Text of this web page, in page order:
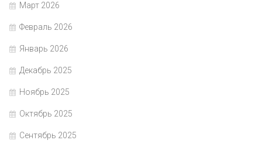
Март 2026
Февраль 2026
Январь 2026
Декабрь 2025
Ноябрь 2025
Октябрь 2025
Сентябрь 2025